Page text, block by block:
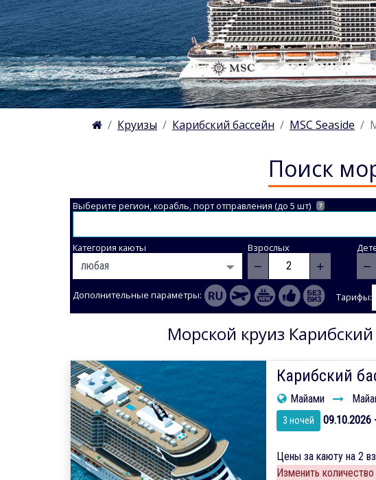
Круизы Карибский бассейн MSC Seaside
Поиск
Выберите регион, корабль, порт отправления (до 5 шт) ?
Категория каюты Взрослых
− + −
Дополнительные параметры: Тарифы:
Морской круиз
Карибский
Майами
3 ночей 09.10.2026
Цены за каюту на 2
Изменить количество